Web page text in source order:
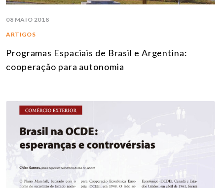
08 MAIO 2018
ARTIGOS
Programas Espaciais de Brasil e Argentina:
cooperação para autonomia